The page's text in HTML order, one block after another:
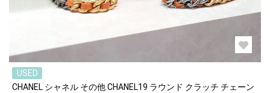
USED
CHANEL シャネル その他 CHANEL19 ラウンド クラッチ チェーン